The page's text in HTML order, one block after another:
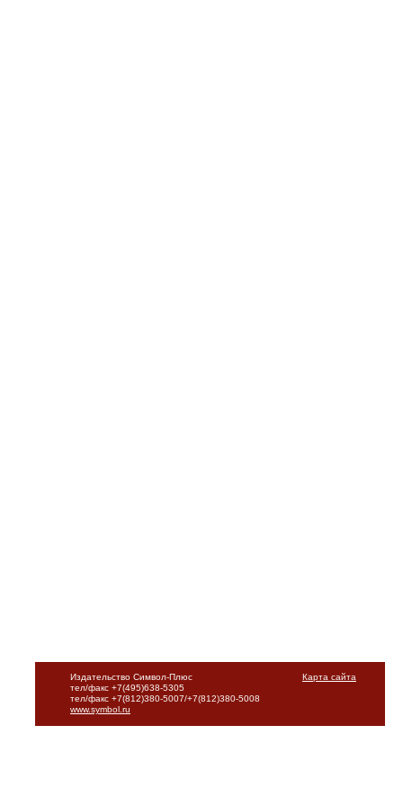
Карта сайта
Издательство Символ-Плюс
тел/факс +7(495)638-5305
тел/факс +7(812)380-5007/+7(812)380-5008
www.symbol.ru